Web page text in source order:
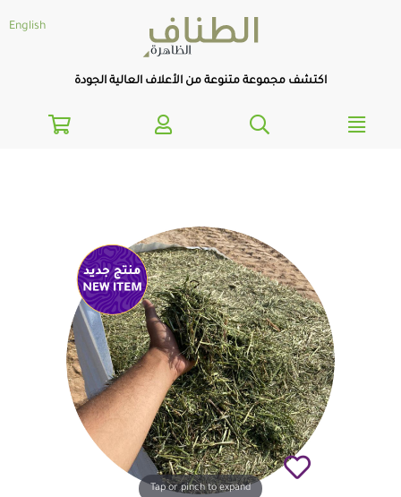
اكتشف مجموعة متنوعة من الأعلاف العالية الجودة
English
Tap or pinch to expand